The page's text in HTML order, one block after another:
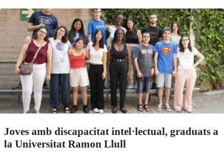
Joves amb discapacitat intel·lectual, graduats a
la Universitat Ramon Llull